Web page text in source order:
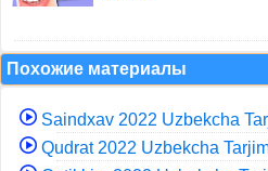
Похожие материалы
Saindxav 2022 Uzbekcha
Qudrat 2022 Uzbekcha